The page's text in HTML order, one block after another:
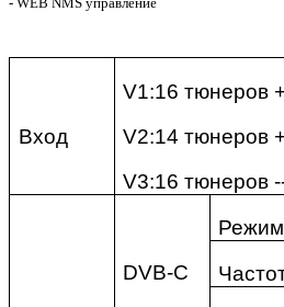
Вход
V1:16 тюнеров
V2:14 тюнеров
V3:16тюнеров
DVB-C
Режим